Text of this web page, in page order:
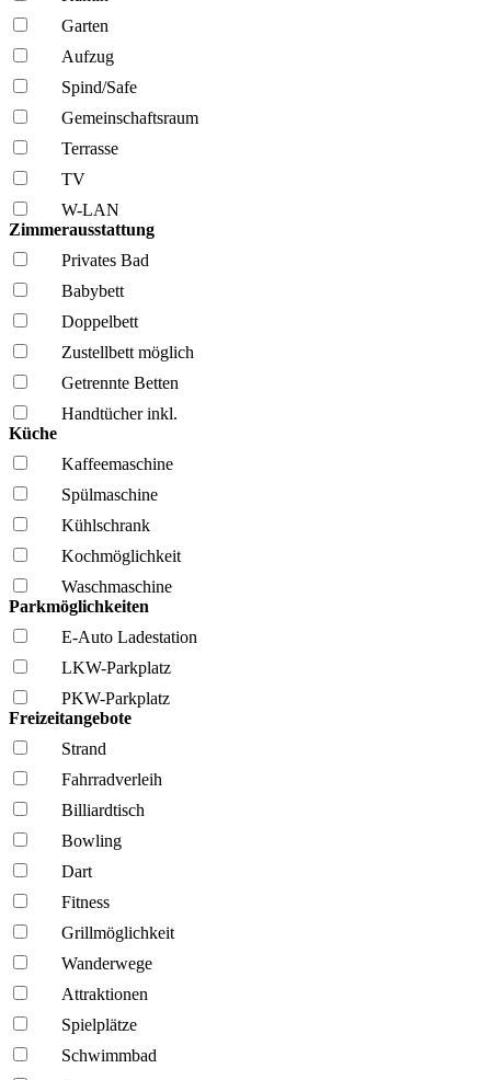
Garten
Aufzug
Spind/Safe
Gemeinschafts­raum
Terrasse
TV
W-LAN
Zimmerausstattung
Privates Bad
Babybett
Doppelbett
Zustellbett möglich
Getrennte Betten
Handtücher inkl.
Küche
Kaffee­maschine
Spül­maschine
Kühl­schrank
Kochmöglich­keit
Wasch­maschine
Parkmöglichkeiten
E-Auto Ladestation
LKW-Parkplatz
PKW-Parkplatz
Freizeitangebote
Strand
Fahrrad­verleih
Billiardtisch
Bowling
Dart
Fitness
Grillmöglich­keit
Wanderwege
Attraktionen
Spielplätze
Schwimmbad